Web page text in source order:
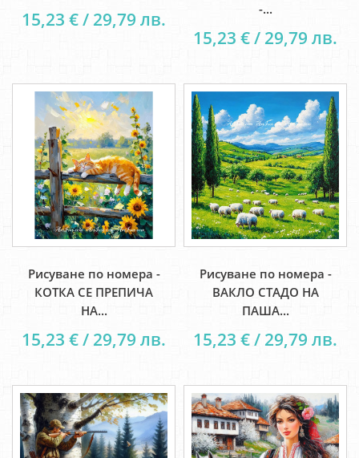
15,23 € / 29,79 лв.
-...
15,23 € / 29,79 лв.
Рисуване по номера -
КОТКА СЕ ПРЕПИЧА
НА...
15,23 € / 29,79 лв.
Рисуване по номера -
ВАКЛО СТАДО НА
ПАША...
15,23 € / 29,79 лв.